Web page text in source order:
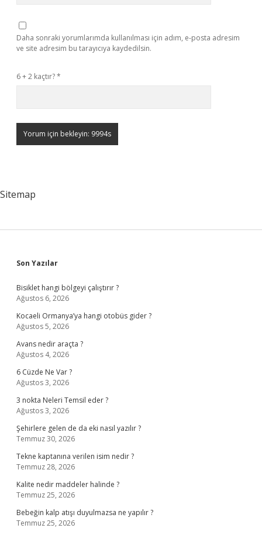
Daha sonraki yorumlarımda kullanılması için adım, e-posta adresim
ve site adresim bu tarayıcıya kaydedilsin.
6 + 2 kaçtır?*
Sitemap
Sidebar
Son Yazılar
Bisiklet hangi bölgeyi çalıştırır ?
Ağustos 6, 2026
Kocaeli Ormanya’ya hangi otobüs gider ?
Ağustos 5, 2026
Avans nedir araçta ?
Ağustos 4, 2026
6 Cüzde Ne Var ?
Ağustos 3, 2026
3 nokta Neleri Temsil eder ?
Ağustos 3, 2026
Şehirlere gelen de da eki nasıl yazılır ?
Temmuz 30, 2026
Tekne kaptanına verilen isim nedir ?
Temmuz 28, 2026
Kalite nedir maddeler halinde ?
Temmuz 25, 2026
Bebeğin kalp atışı duyulmazsa ne yapılır ?
Temmuz 25, 2026